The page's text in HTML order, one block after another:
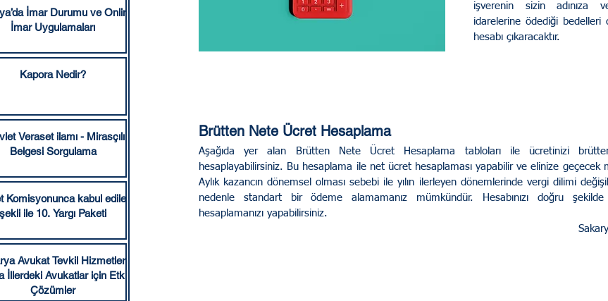
İmar Durumu ve Online
İmar Uygulamaları
Kapora Nedir?
Veraset ilamı - Mirasçılık
Belgesi Sorgulama
Komisyonunca kabul edilen
şekli ile 10. Yargı Paketi
Avukat Tevkil Hizmetleri:
İllerdeki Avukatlar için Etkili
Çözümler
işverenin sizin adınıza
idarelerine ödediği
hesabı çıkaracaktır.
Brütten Nete Ücret Hesaplama
Aşağıda yer alan Brütten Nete Ücret Hesaplama tabloları ile ücretinizi
hesaplayabilirsiniz. Bu hesaplama ile net ücret hesaplaması yapabilir ve elinize geçecek
Aylık kazancın dönemsel olması sebebi ile yılın ilerleyen dönemlerinde vergi dilimi
nedenle standart bir ödeme alamamanız mümkündür. Hesabınızı doğru
hesaplamanızı yapabilirsiniz.